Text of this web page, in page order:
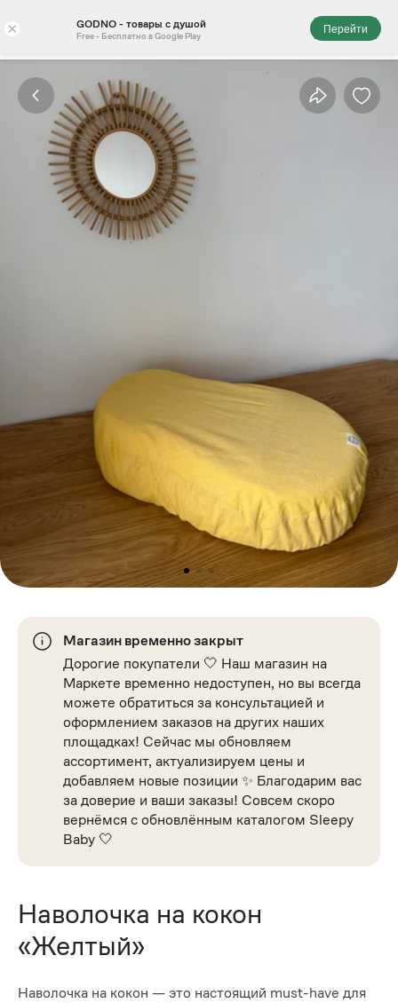
× GODNO - товары с душой
Free - Бесплатно в Google Play
Перейти
Магазин временно закрыт
Дорогие покупатели 🤍 Наш магазин на
Маркете временно недоступен, но вы всегда
можете обратиться за консультацией и
оформлением заказов на других наших
площадках! Сейчас мы обновляем
ассортимент, актуализируем цены и
добавляем новые позиции ✨ Благодарим вас
за доверие и ваши заказы! Совсем скоро
вернёмся с обновлённым каталогом Sleepy
Baby 🤍
Наволочка на кокон
«Желтый»
Наволочка на кокон — это настоящий must-have для